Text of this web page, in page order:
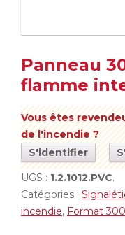
Panneau
flamme
Vous êtes
de l'incendie ?
S'identifier
UGS : 1.2.1012.PVC.
Catégories :
incendie, Format